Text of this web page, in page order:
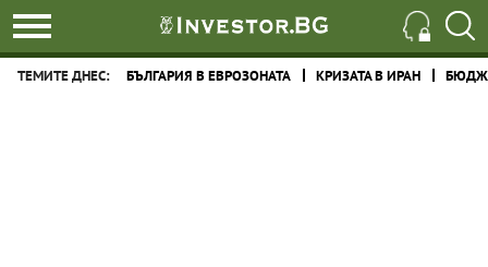
ТЕМИТЕ ДНЕС: БЪЛГАРИЯ В ЕВРОЗОНАТА КРИЗАТА В ИРАН